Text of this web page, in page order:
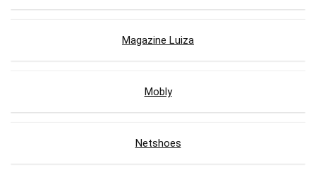
Magazine Luiza
Mobly
Netshoes